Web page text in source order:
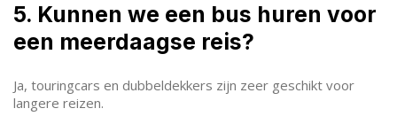
5. Kunnen we een bus huren voor
een meerdaagse reis?
Ja, touringcars en dubbeldekkers zijn zeer geschikt voor
langere reizen.